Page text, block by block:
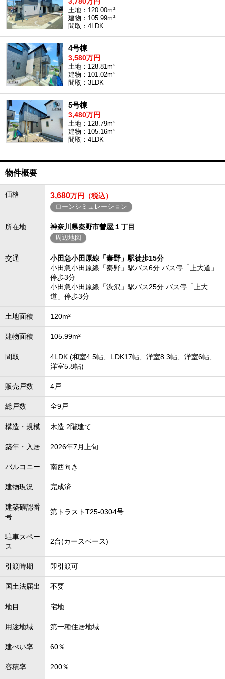
土地：120.00m²
建物：105.99m²
間取：4LDK
4号棟
3,580万円
土地：128.81m²
建物：101.02m²
間取：3LDK
5号棟
3,480万円
土地：128.79m²
建物：105.16m²
間取：4LDK
物件概要
価格 3,680万円（税込）
ローンシミュレーション
所在地 神奈川県秦野市曽屋１丁目
周辺地図
交通
小田急小田原線「秦野」駅徒歩15分
小田急小田原線「秦野」駅バス6分 バス停「上大道」
停歩3分
小田急小田原線「渋沢」駅バス25分 バス停「上大
道」停歩3分
土地面積 120m²
建物面積 105.99m²
間取
4LDK (和室4.5帖、LDK17帖、洋室8.3帖、洋室6帖、
洋室5.8帖)
販売戸数 4戸
総戸数 全9戸
構造・規模 木造 2階建て
築年・入居 2026年7月上旬
バルコニー 南西向き
建物現況 完成済
建築確認番
号
第トラストT25-0304号
駐車スペー
ス
2台(カースペース)
引渡時期 即引渡可
国土法届出 不要
地目 宅地
用途地域 第一種住居地域
建ぺい率 60％
容積率 200％